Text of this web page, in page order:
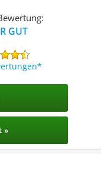
GUT
»